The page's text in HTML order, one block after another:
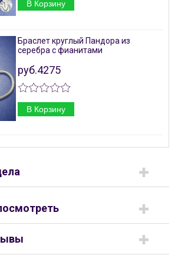
В Корзину
Браслет круглый Пандора из
серебра с фианитами
руб.4275
В Корзину